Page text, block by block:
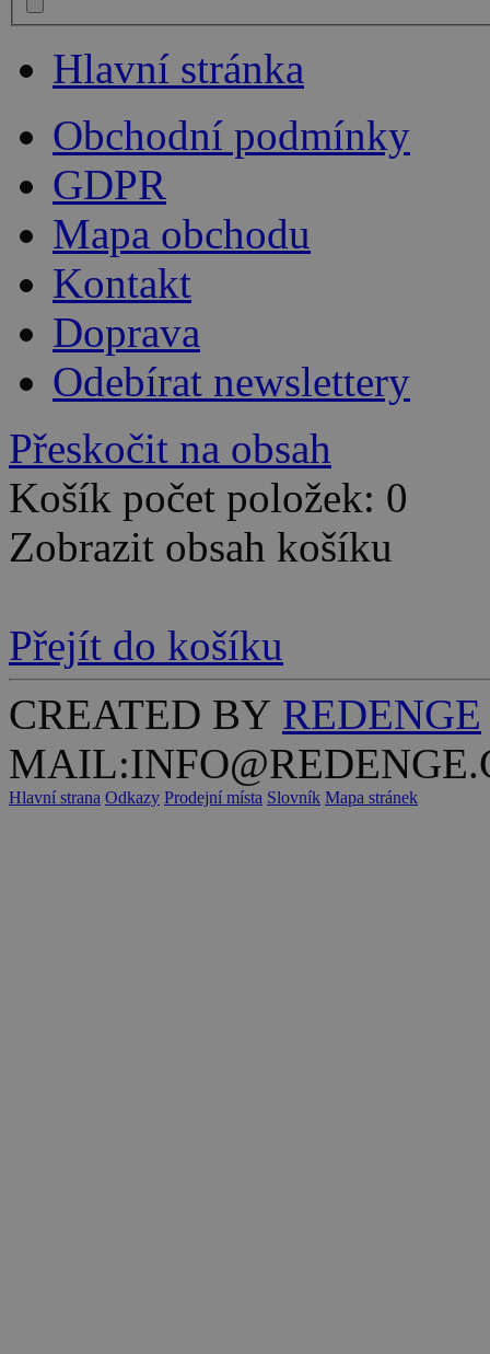
Hlavní stránka
Obchodní podmínky
GDPR
Mapa obchodu
Kontakt
Doprava
Odebírat newslettery
Přeskočit na obsah
Košík počet položek: 0
Zobrazit obsah košíku
Přejít do košíku
CREATED BY REDENGE
Hlavní strana Odkazy Prodejní místa Slovník Mapa stránek